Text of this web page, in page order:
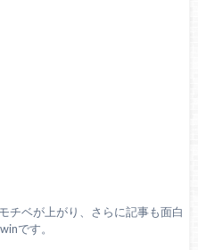
チベが上がり、さらに記事も面白
です。